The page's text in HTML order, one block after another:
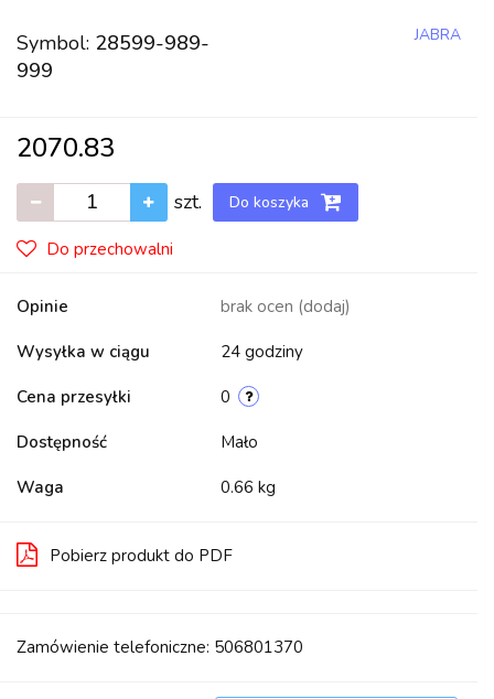
Symbol: 28599-989-
999
JABRA
2070.83
szt. Do koszyka
Do przechowalni
Opinie brak ocen (dodaj)
Wysyłka w ciągu 24 godziny
Cena przesyłki 0
Dostępność Mało
Waga 0.66 kg
Pobierz produkt do PDF
Zamówienie telefoniczne: 506801370